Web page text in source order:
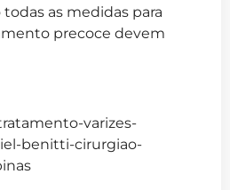
todas as medidas para
precoce devem